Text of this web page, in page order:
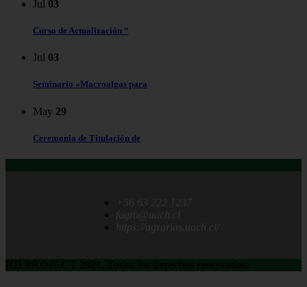
Jul 03
Curso de Actualización “
Jul 03
Seminario «Macroalgas para
May 29
Ceremonia de Titulación de